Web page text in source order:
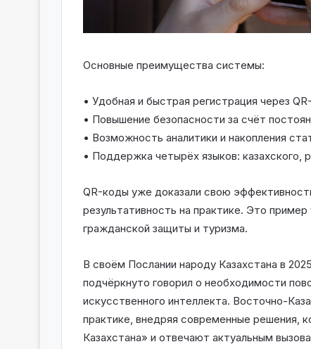
Основные преимущества системы:
• Удобная и быстрая регистрация через
• Повышение безопасности за счёт
• Возможность аналитики и накопления
• Поддержка четырёх языков: казахского,
QR-коды уже доказали свою
результативность на практике. Это
гражданской защиты и туризма.
В своём Послании народу Казахстана в
подчёркнуто говорил о необходимости
искусственного интеллекта. Восточно-
практике, внедряя современные решения,
Казахстана» и отвечают актуальным